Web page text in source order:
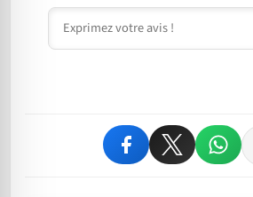
Commentaire